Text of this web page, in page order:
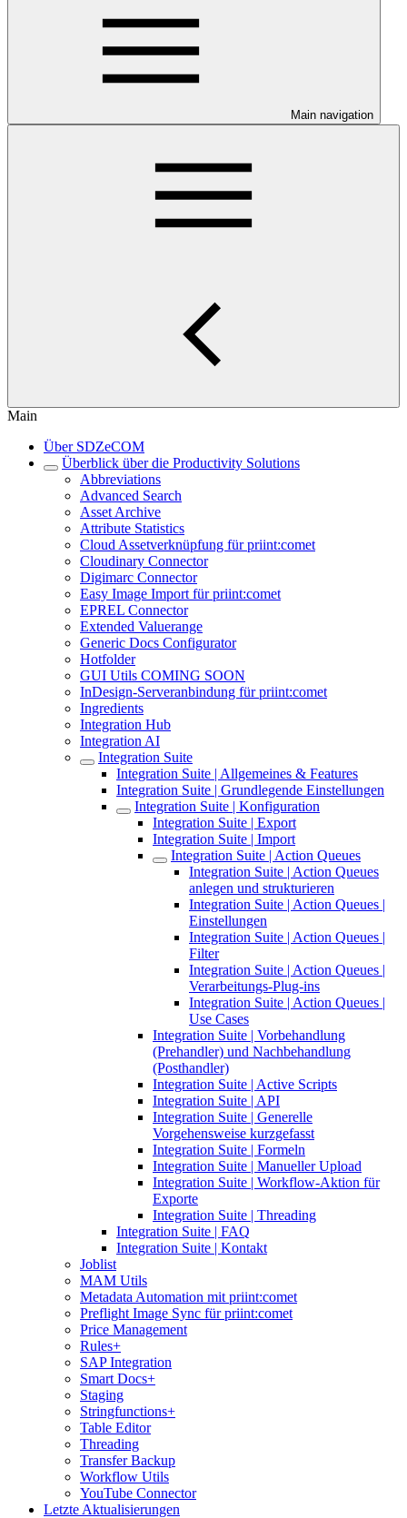
Main navigation
Main
Über SDZeCOM
Überblick über die Productivity Solutions
Abbreviations
Advanced Search
Asset Archive
Attribute Statistics
Cloud Assetverknüpfung für priint:comet
Cloudinary Connector
Digimarc Connector
Easy Image Import für priint:comet
EPREL Connector
Extended Valuerange
Generic Docs Configurator
Hotfolder
GUI Utils COMING SOON
InDesign-Serveranbindung für priint:comet
Ingredients
Integration Hub
Integration AI
Integration Suite
Integration Suite | Allgemeines & Features
Integration Suite | Grundlegende Einstellungen
Integration Suite | Konfiguration
Integration Suite | Export
Integration Suite | Import
Integration Suite | Action Queues
Integration Suite | Action Queues
anlegen und strukturieren
Integration Suite | Action Queues |
Einstellungen
Integration Suite | Action Queues |
Filter
Integration Suite | Action Queues |
Verarbeitungs-Plug-ins
Integration Suite | Action Queues |
Use Cases
Integration Suite | Vorbehandlung
(Prehandler) und Nachbehandlung
(Posthandler)
Integration Suite | Active Scripts
Integration Suite | API
Integration Suite | Generelle
Vorgehensweise kurzgefasst
Integration Suite | Formeln
Integration Suite | Manueller Upload
Integration Suite | Workflow-Aktion für
Exporte
Integration Suite | Threading
Integration Suite | FAQ
Integration Suite | Kontakt
Joblist
MAM Utils
Metadata Automation mit priint:comet
Preflight Image Sync für priint:comet
Price Management
Rules+
SAP Integration
Smart Docs+
Staging
Stringfunctions+
Table Editor
Threading
Transfer Backup
Workflow Utils
YouTube Connector
Letzte Aktualisierungen